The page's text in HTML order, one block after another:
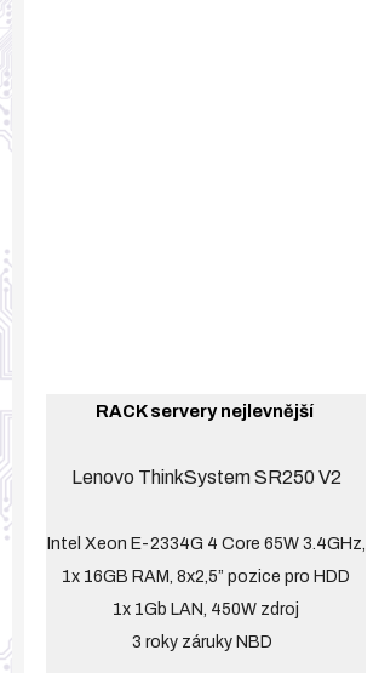
RACK servery nejlevnější
Lenovo ThinkSystem SR250 V2
Intel Xeon E-2334G 4 Core 65W 3.4GHz,
1x 16GB RAM, 8x2,5” pozice pro HDD
1x 1Gb LAN, 450W zdroj
3 roky záruky NBD